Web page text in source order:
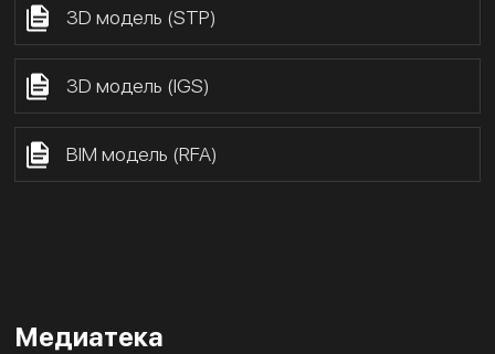
3D модель (STP)
3D модель (IGS)
BIM модель (RFA)
Медиатека